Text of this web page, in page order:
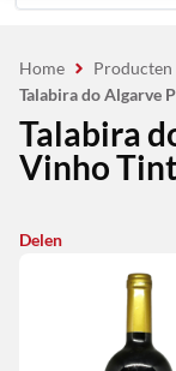
Home
Producten
Talabira do Algarve
Talabira
Vinho
Delen